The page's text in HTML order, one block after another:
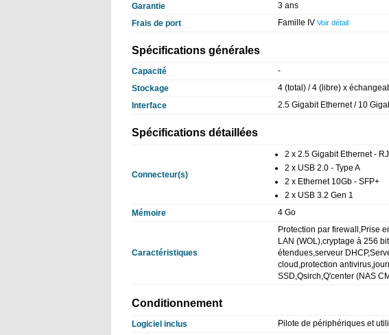
Garantie
3 ans
Frais de port
Famille IV Voir détail
Spécifications générales
Capacité
-
Stockage
4 (total) / 4 (libre) x
Interface
2.5 Gigabit Ethernet / 10
Spécifications détaillées
Connecteur(s)
2 x 2.5 Gigabit Ethernet -
2 x USB 2.0 - Type A
2 x Ethernet 10Gb - SFP+
2 x USB 3.2 Gen 1
Mémoire
4 Go
Caractéristiques
Protection par firewall,Prise
LAN (WOL),cryptage à 256
étendues,serveur
cloud,protection
SSD,Qsirch,Q'center (NAS
Conditionnement
Logiciel inclus
Pilote de périphériques et